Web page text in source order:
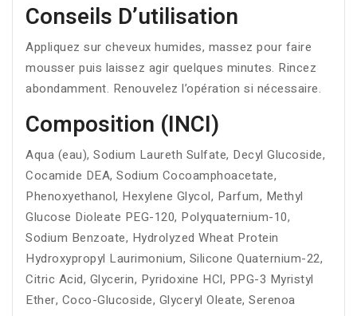
Conseils D’utilisation
Appliquez sur cheveux humides, massez pour faire
mousser puis laissez agir quelques minutes. Rincez
abondamment. Renouvelez l’opération si nécessaire.
Composition (INCI)
Aqua (eau), Sodium Laureth Sulfate, Decyl Glucoside,
Cocamide DEA, Sodium Cocoamphoacetate,
Phenoxyethanol, Hexylene Glycol, Parfum, Methyl
Glucose Dioleate PEG-120, Polyquaternium-10,
Sodium Benzoate, Hydrolyzed Wheat Protein
Hydroxypropyl Laurimonium, Silicone Quaternium-22,
Citric Acid, Glycerin, Pyridoxine HCl, PPG-3 Myristyl
Ether, Coco-Glucoside, Glyceryl Oleate, Serenoa